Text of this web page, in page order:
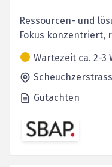
Ressourcen- und
Fokus konzentriert,
Wartezeit ca. 2-3
Gutachten